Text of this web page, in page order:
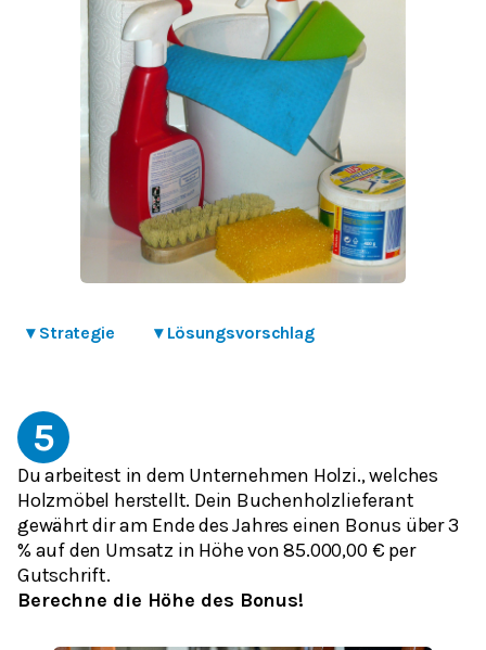
▾ Strategie ▾ Lösungsvorschlag
5
Du arbeitest in dem Unternehmen Holzi., welches
Holzmöbel herstellt. Dein Buchenholzlieferant
gewährt dir am Ende des Jahres einen Bonus über 3
% auf den Umsatz in Höhe von 85.000,00 € per
Gutschrift.
Berechne die Höhe des Bonus!